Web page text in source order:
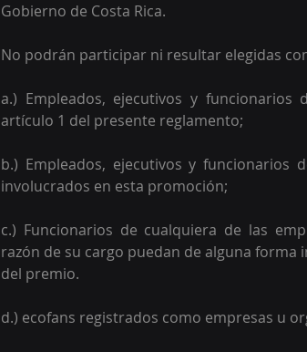
Gobierno de Costa Rica.
No podrán participar ni resultar elegidas
a.) Empleados, ejecutivos y
artículo 1 del presente reglamento;
b.) Empleados, ejecutivos y funcionarios
involucrados en esta promoción;
c.) Funcionarios de cualquiera de las
razón de su cargo puedan de alguna
del premio.
d.) ecofans registrados como empresas u